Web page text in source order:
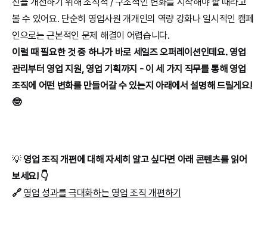
볼 수 있어요. 단순히 영업사원 개개인의 역량 강화나 일시적인 캠페
인으로는 근본적인 문제 해결이 어렵습니다.
이럴 때 필요한 것 중 하나가 바로 세일즈 오퍼레이션인데요. 영업
관리부터 영업 지원, 영업 기획까지 - 이 세 가지 직무를 통해 영업
조직에 어떤 변화를 만들어갈 수 있는지 아래에서 설명해 드릴게요!
🤓
💡 영업 조직 개편에 대해 자세히 알고 싶다면 아래 콘텐츠를 읽어
보세요! 👇
🔗 영업 성과를 극대화하는 영업 조직 개편하기